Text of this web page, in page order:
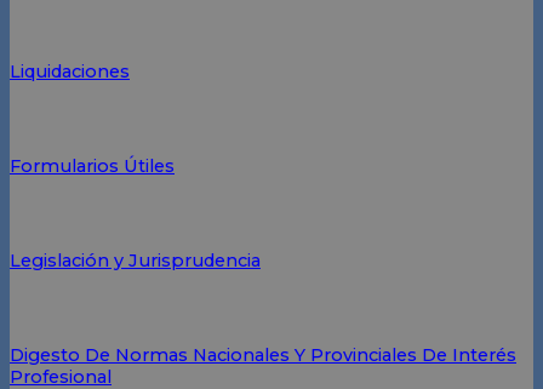
Liquidaciones
Formularios Útiles
Legislación y Jurisprudencia
Digesto De Normas Nacionales Y Provinciales De Interés
Profesional